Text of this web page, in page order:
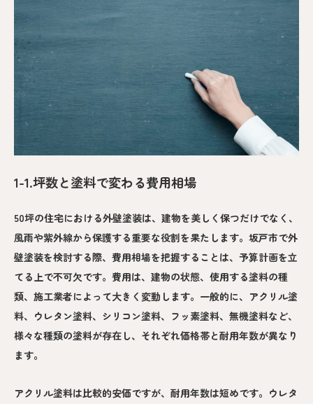
1-1.坪数と塗料で変わる費用相場
50坪の住宅における外壁塗装は、建物を美しく保つだけでなく、
風雨や紫外線から保護する重要な役割を果たします。坂戸市で外
壁塗装を検討する際、費用相場を把握することは、予算計画を立
てる上で不可欠です。費用は、建物の状態、使用する塗料の種
類、施工業者によって大きく変動します。一般的に、アクリル塗
料、ウレタン塗料、シリコン塗料、フッ素塗料、無機塗料など、
様々な種類の塗料が存在し、それぞれ価格帯と耐用年数が異なり
ます。
アクリル塗料は比較的安価ですが、耐用年数は短めです。ウレタ